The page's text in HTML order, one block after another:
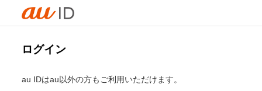
ログイン
au IDはau以外の方もご利用いただけます。